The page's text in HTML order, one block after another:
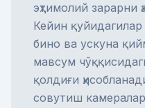
эҳтимолий зарарни
Кейин қуйидагилар
бино ва ускуна
мавсум
қолдиғи
совутиш